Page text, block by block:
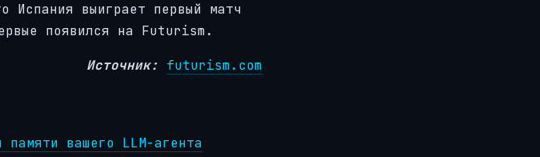
выиграет первый матч
появился на Futurism.
Источник: futurism.com
памяти вашего LLM-агента